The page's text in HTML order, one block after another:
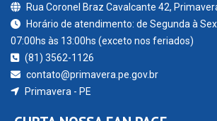
Rua Coronel Braz Cavalcante 42,
Horário de atendimento: de Segunda à
07:00hs às 13:00hs (exceto nos feriados)
(81) 3562-1126
contato@primavera.pe.gov.br
Primavera - PE